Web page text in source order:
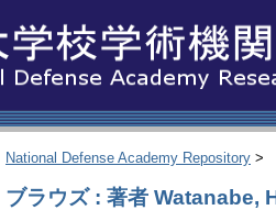
National Defense Academy Repository >
ブラウズ : 著者 Watanabe,